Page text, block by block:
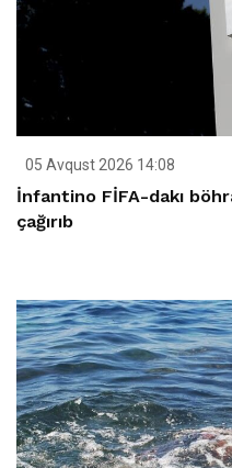
05 Avqust 2026 14:08
İnfantino FİFA-dakı
çağırıb